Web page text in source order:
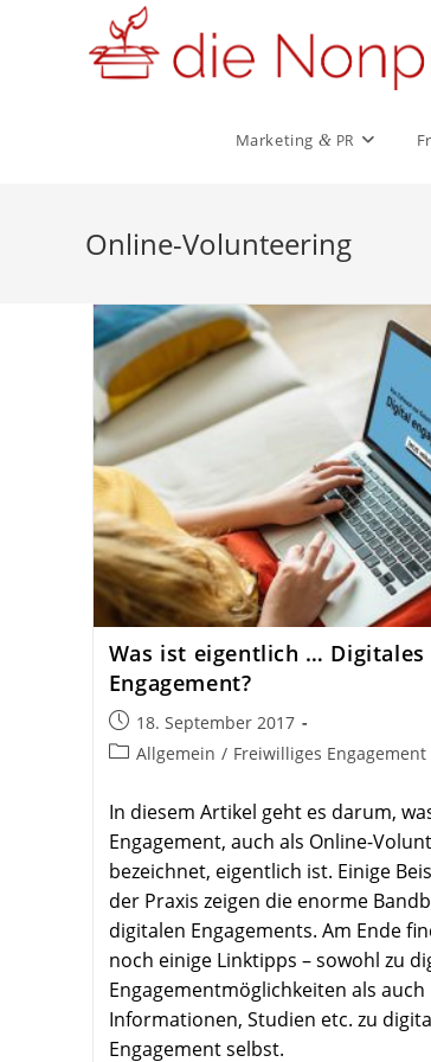
Marketing & PR
Online-Volunteering
Was ist eigentlich … Digi­tales
Engagement?
Beitrag
veröffentlicht:
18. September 2017
Beitrags-
Allgemein / Freiwilliges Engagement
In diesem Artikel geht es darum,
Engagement, auch als Online-
bezeichnet, eigentlich ist. Einige
der Praxis zeigen die enorme
digitalen Engagements. Am Ende
noch einige Linktipps – sowohl zu
Engagementmöglichkeiten als auch
Informationen, Studien etc. zu
Engagement selbst.